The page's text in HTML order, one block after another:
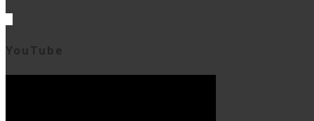
YouTube